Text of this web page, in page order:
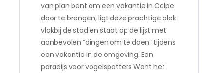
van plan bent om een ​​vakantie in Calpe
door te brengen, ligt deze prachtige plek
vlakbij de stad en staat op de lijst met
aanbevolen “dingen om te doen” tijdens
een vakantie in de omgeving. Een
paradijs voor vogelspotters Want het